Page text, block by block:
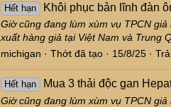
Hết hạn Khôi phục bản lĩnh đàn
Giờ cũng đang lùm xùm vụ TPCN
xuất hàng giả tại Việt Nam và Trung
michigan
Thớt đã tạo 15/8/25
Hết hạn Mua 3 thải độc gan
Giờ cũng đang lùm xùm vụ TPCN